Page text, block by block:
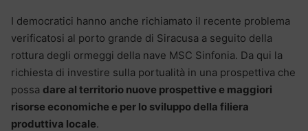
I democratici hanno anche richiamato il recente problema
verificatosi al porto grande di Siracusa a seguito della
rottura degli ormeggi della nave MSC Sinfonia. Da qui la
richiesta di investire sulla portualità in una prospettiva che
possa dare al territorio nuove prospettive e maggiori
risorse economiche e per lo sviluppo della filiera
produttiva locale.